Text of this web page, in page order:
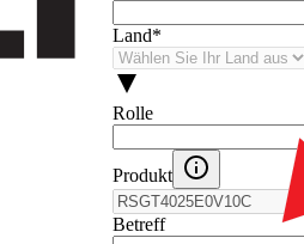
Land*
Rolle
Produkt
Betreff